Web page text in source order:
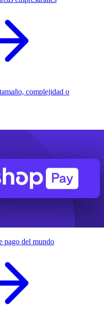
complejidad o
pago del mundo